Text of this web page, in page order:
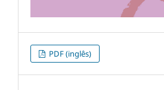
PDF (inglês)